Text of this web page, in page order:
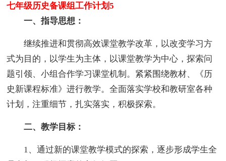
七年级历史备课组工作计划5
一、指导思想：
继续推进和贯彻高效课堂教学改革，以改变学习方
式为目的，以学生为主体，以课堂教学为中心，探索问
题引领、小组合作学习课堂机制。紧紧围绕教材、《历
史新课程标准》进行教学。全面落实学校和教研室各种
计划，注重细节，扎实落实，积极探索。
二、教学目标：
1、通过新的课堂教学模式的探索，逐步形成学生全